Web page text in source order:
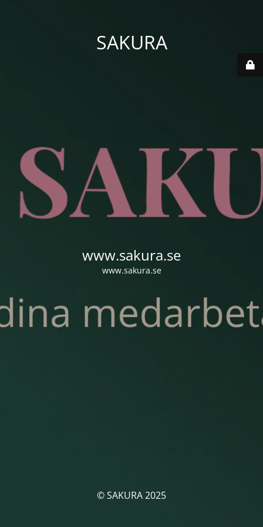
SAKURA
www.sakura.se
www.sakura.se
© SAKURA 2025